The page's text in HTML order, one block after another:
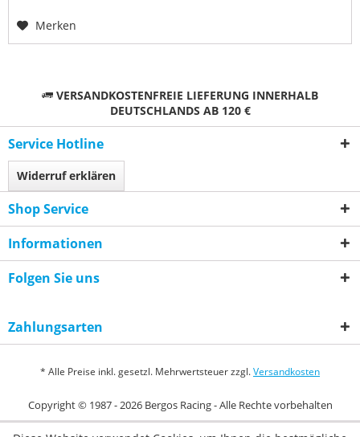
Merken
VERSANDKOSTENFREIE LIEFERUNG INNERHALB
DEUTSCHLANDS AB 120 €
Service Hotline
Widerruf erklären
Shop Service
Informationen
Folgen Sie uns
Zahlungsarten
* Alle Preise inkl. gesetzl. Mehrwertsteuer zzgl.Versandkosten
Copyright © 1987 - 2026 Bergos Racing - Alle Rechte vorbehalten